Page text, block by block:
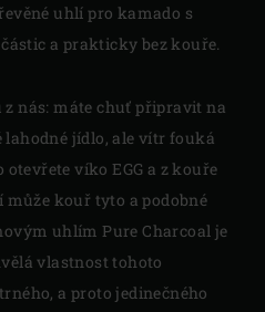
uhlí pro kamado s
a prakticky bez kouře.
z nás: máte chuť připravit na
lahodné jídlo, ale vítr fouká
víko EGG a z kouře
kouř tyto a podobné
uhlím Pure Charcoal je
vlastnost tohoto
a proto jedinečného